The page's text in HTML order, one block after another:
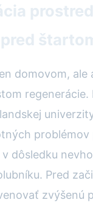
domovom, ale
regenerácie.
problémov
dôsledku
Pred
zvýšenú